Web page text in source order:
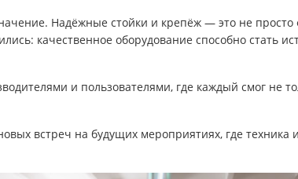
Надёжные стойки и крепёж — это не
качественное оборудование способно стать
и пользователями, где каждый смог не
встреч на будущих мероприятиях, где техника